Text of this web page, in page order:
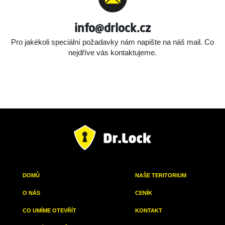
info@drlock.cz
Pro jakékoli speciální požadavky nám napište na náš mail. Co
nejdříve vás kontaktujeme.
DOMŮ
O NÁS
CO UMÍME OTEVŘÍT
NAŠE TERITORIUM
CENÍK
KONTAKT